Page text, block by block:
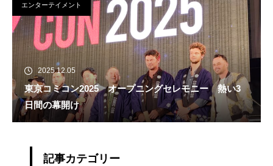
エンターテイメント
2025.12.05
東京コミコン2025 オープニングセレモニー 熱い3
日間の幕開け
記事カテゴリー